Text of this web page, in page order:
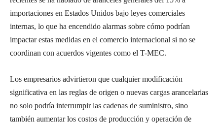
importaciones en Estados Unidos bajo leyes comerciales
internas, lo que ha encendido alarmas sobre cómo podrían
impactar estas medidas en el comercio internacional si no se
coordinan con acuerdos vigentes como el T-MEC.
Los empresarios advirtieron que cualquier modificación
significativa en las reglas de origen o nuevas cargas arancelarias
no solo podría interrumpir las cadenas de suministro, sino
también aumentar los costos de producción y operación de